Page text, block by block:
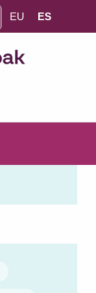
SALUD MENTAL | DISCAPACIDAD INTELECTUAL | NEURORREHABILITACIÓN Y DAÑO CEREBRAL | PERSONA MAYOR
EU ES